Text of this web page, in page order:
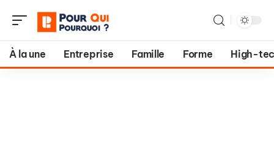
À la une Entreprise Famille Forme High-